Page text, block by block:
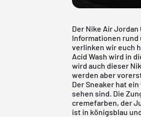
Der Nike Air
Informationen rund
verlinken wir euch
Acid Wash wird in
wird auch dieser
werden aber
Der Sneaker hat
sehen sind. Die
cremefarben, der
ist in königsblau